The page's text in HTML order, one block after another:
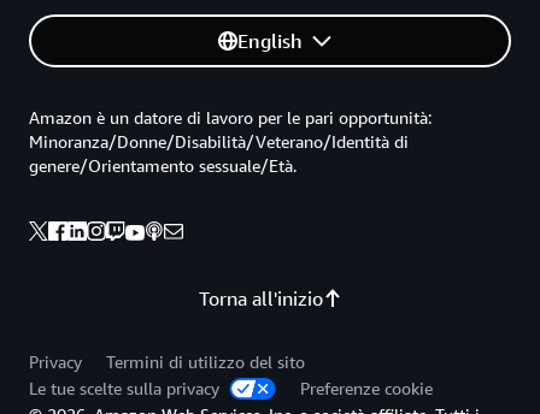
English
Torna all'inizio
Amazon è un datore di lavoro per le pari opportunità:
Minoranza/Donne/Disabilità/Veterano/Identità di
genere/Orientamento sessuale/Età.
Privacy
Termini di utilizzo del sito
Le tue scelte sulla privacy
Preferenze cookie